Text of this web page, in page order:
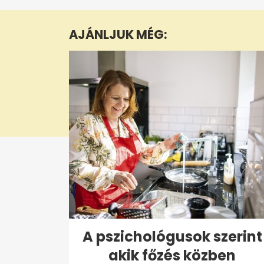
1
39
secondsVolume
0%
AJÁNLJUK MÉG:
A pszichológusok szerint
akik főzés közben